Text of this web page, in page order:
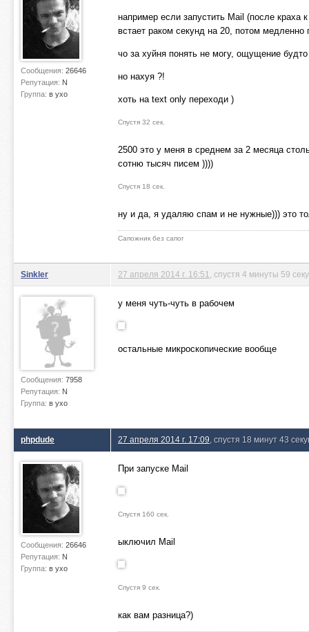
Сообщения: 26646
Репутация: N
Группа: в ухо
например если запустить Mail (после краха
встает раком секунд на 20, потом
чо за хуйня понять не могу, ощущение
но нахуя ?!
хоть на text only переходи )
Спустя 32 сек.
2500 это у меня в среднем за 2 месяца
сотню тысяч писем ))))
Спустя 18 сек.
ну и да, я удаляю спам и не нужные))) это
Сапожник без сапог
Sinkler
Сообщения: 7958
Репутация: N
Группа: в ухо
27 апреля 2014 г. 16:51 , спустя 4 минуты 59
у меня чуть-чуть в рабочем
остальные микроскопические вообще
phpdude
Сообщения: 26646
Репутация: N
Группа: в ухо
27 апреля 2014 г. 17:09 , спустя 18 минут 43
При запуске Mail
Спустя 160 сек.
ыключил Mail
Спустя 9 сек.
как вам разница?)